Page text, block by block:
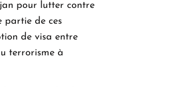
pour lutter contre
partie de ces
de visa entre
terrorisme à